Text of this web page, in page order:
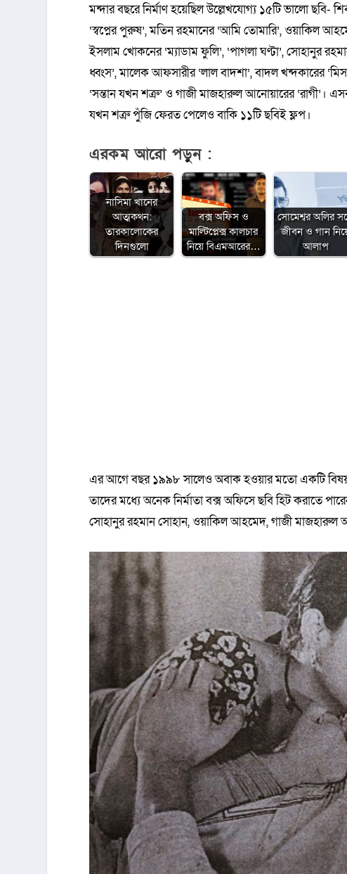
মন্দার বছরে নির্মাণ হয়েছিল উল্লেখযোগ্য ১৫টি ভালো ছবি-
‘স্বপ্নের পুরুষ’, মতিন রহমানের ‘আমি তোমারি’, ওয়াকিল
ইসলাম খোকনের ‘ম্যাডাম ফুলি’, ‘পাগলা ঘণ্টা’, সোহানুর
ধ্বংস’, মালেক আফসারীর ‘লাল বাদশা’, বাদল খন্দকারের
‘সন্তান যখন শত্রু’ ও গাজী মাজহারুল আনোয়ারের ‘রাগী’।
যখন শত্রু পুঁজি ফেরত পেলেও বাকি ১১টি ছবিই ফ্লপ।
এরকম আরো পড়ুন :
নাসিমা খানের
আত্মকথন:
তারকালোকের
দিনগুলো
বক্স অফিস ও
মাল্টিপ্লেক্স কালচার
নিয়ে বিএমআরের…
সোমেশ্বর অলির
জীবন ও গান
আলাপ
এর আগে বছর ১৯৯৮ সালেও অবাক হওয়ার মতো একটি বিষয়
তাদের মধ্যে অনেক নির্মাতা বক্স অফিসে ছবি হিট করাতে
সোহানুর রহমান সোহান, ওয়াকিল আহমেদ, গাজী মাজহারুল